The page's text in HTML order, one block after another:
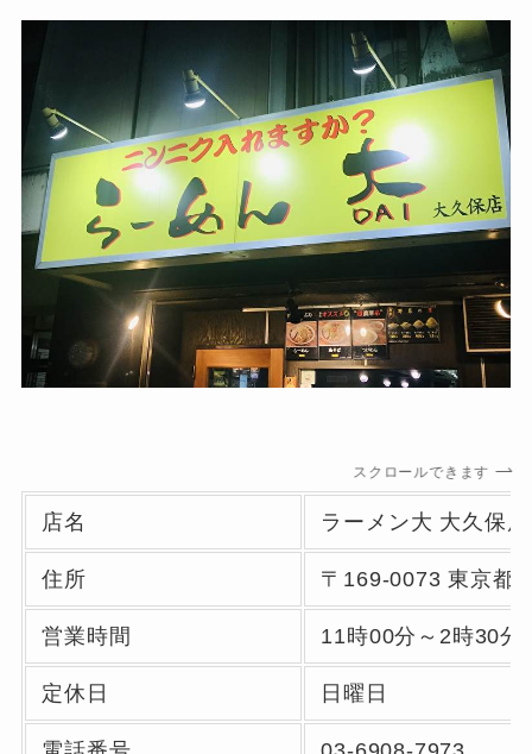
スクロールできます
店名 ラーメン大 大久保店
住所 〒169-0073 東京都
営業時間 11時00分～2時30分
定休日 日曜日